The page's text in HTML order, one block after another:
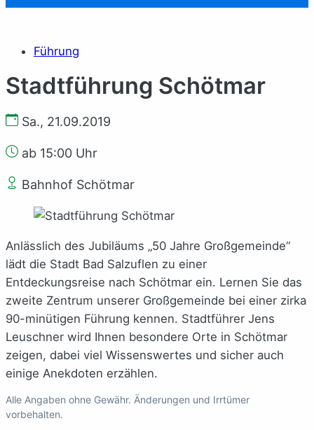
Führung
Stadtführung Schötmar
Sa., 21.09.2019
ab 15:00 Uhr
Bahnhof Schötmar
Anlässlich des Jubiläums „50 Jahre Großgemeinde“
lädt die Stadt Bad Salzuflen zu einer
Entdeckungsreise nach Schötmar ein. Lernen Sie das
zweite Zentrum unserer Großgemeinde bei einer zirka
90-minütigen Führung kennen. Stadtführer Jens
Leuschner wird Ihnen besondere Orte in Schötmar
zeigen, dabei viel Wissenswertes und sicher auch
einige Anekdoten erzählen.
Alle Angaben ohne Gewähr. Änderungen und Irrtümer
vorbehalten.